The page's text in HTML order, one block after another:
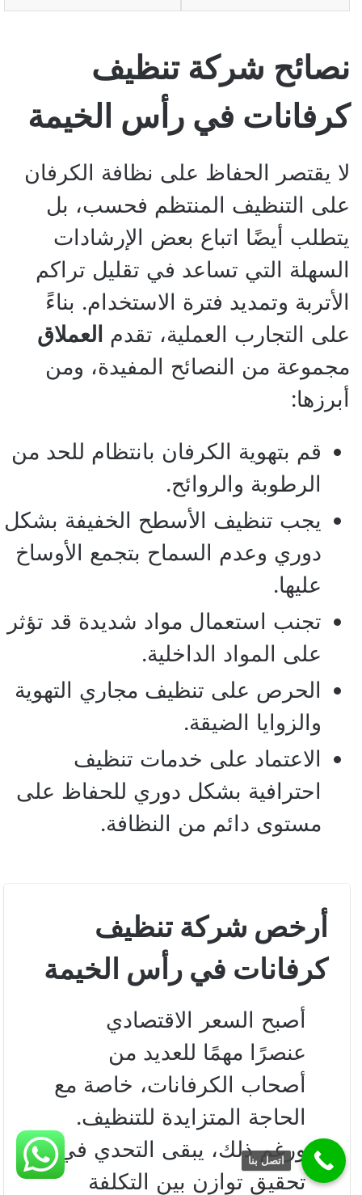
نصائح شركة تنظيف
كرفانات في رأس الخيمة
لا يقتصر الحفاظ على نظافة الكرفان
على التنظيف المنتظم فحسب، بل
يتطلب أيضًا اتباع بعض الإرشادات
السهلة التي تساعد في تقليل تراكم
الأتربة وتمديد فترة الاستخدام. بناءً
على التجارب العملية، تقدم العملاق
مجموعة من النصائح المفيدة، ومن
أبرزها:
قم بتهوية الكرفان بانتظام للحد من
الرطوبة والروائح.
يجب تنظيف الأسطح الخفيفة بشكل
دوري وعدم السماح بتجمع الأوساخ
عليها.
تجنب استعمال مواد شديدة قد تؤثر
على المواد الداخلية.
الحرص على تنظيف مجاري التهوية
والزوايا الضيقة.
الاعتماد على خدمات تنظيف
احترافية بشكل دوري للحفاظ على
مستوى دائم من النظافة.
أرخص شركة تنظيف
كرفانات في رأس الخيمة
أصبح السعر الاقتصادي
عنصرًا مهمًا للعديد من
أصحاب الكرفانات، خاصة مع
الحاجة المتزايدة للتنظيف.
ورغم ذلك، يبقى التحدي في
تحقيق توازن بين التكلفة
اتصل بنا